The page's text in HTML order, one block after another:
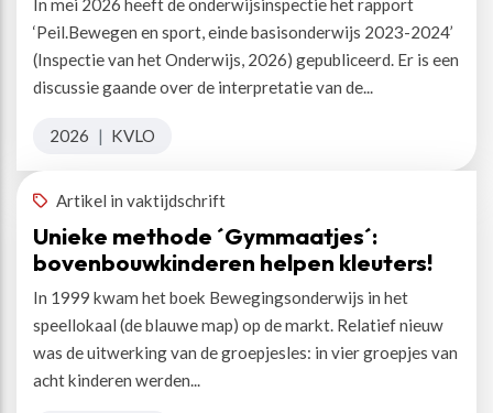
In mei 2026 heeft de onderwijsinspectie het rapport
‘Peil.Bewegen en sport, einde basisonderwijs 2023-2024’
(Inspectie van het Onderwijs, 2026) gepubliceerd. Er is een
discussie gaande over de interpretatie van de...
2026 | KVLO
Artikel in vaktijdschrift
Unieke methode ´Gymmaatjes´:
bovenbouwkinderen helpen kleuters!
In 1999 kwam het boek Bewegingsonderwijs in het
speellokaal (de blauwe map) op de markt. Relatief nieuw
was de uitwerking van de groepjesles: in vier groepjes van
acht kinderen werden...